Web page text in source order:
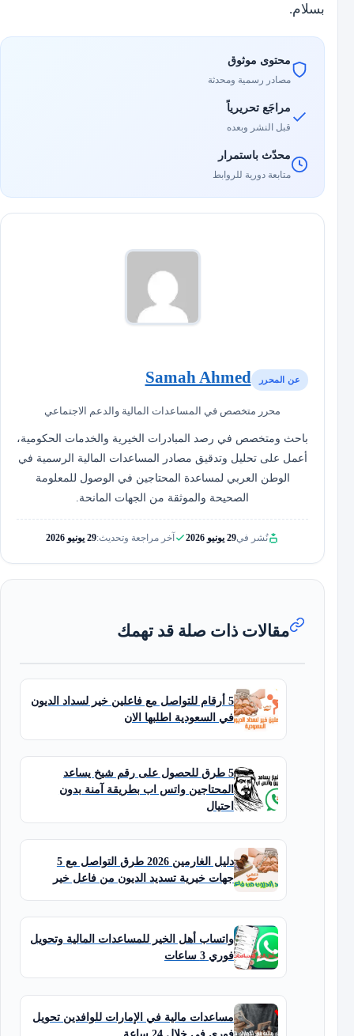
بسلام.
محتوى موثوق
مصادر رسمية ومحدثة
مراجَع تحريرياً
قبل النشر وبعده
محدّث باستمرار
متابعة دورية للروابط
عن المحرر Samah Ahmed
محرر متخصص في المساعدات المالية والدعم الاجتماعي
باحث ومتخصص في رصد المبادرات الخيرية والخدمات الحكومية،
أعمل على تحليل وتدقيق مصادر المساعدات المالية الرسمية في
الوطن العربي لمساعدة المحتاجين في الوصول للمعلومة
الصحيحة والموثقة من الجهات المانحة.
نُشر في29 يونيو 2026 آخر مراجعة وتحديث:29 يونيو 2026
مقالات ذات صلة قد تهمك
5 أرقام للتواصل مع فاعلين خير لسداد الديون
في السعودية اطلبها الان
5 طرق للحصول على رقم شيخ يساعد
المحتاجين واتس اب بطريقة آمنة بدون
احتيال
دليل الغارمين 2026 طرق التواصل مع 5
جهات خيرية تسديد الديون من فاعل خير
واتساب أهل الخير للمساعدات المالية وتحويل
فوري 3 ساعات
مساعدات مالية في الإمارات للوافدين تحويل
فوري في خلال 24 ساعة